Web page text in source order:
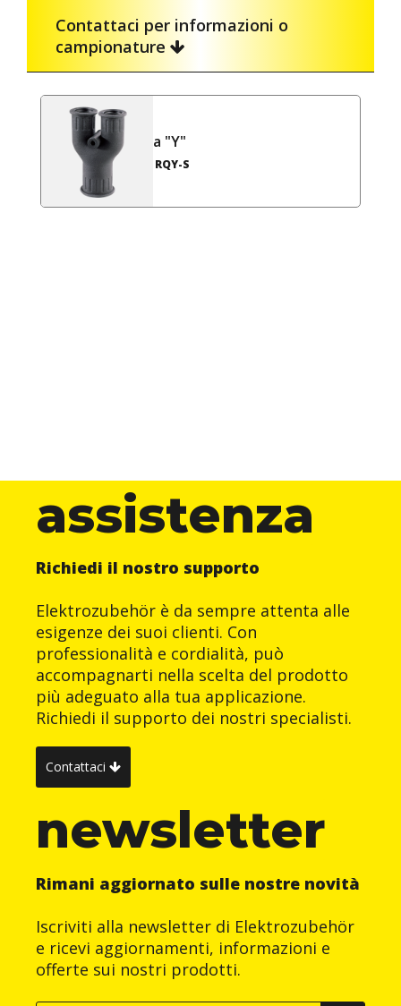
Contattaci per informazioni o
campionature
a "Y"
RQY-S
assistenza
Richiedi il nostro supporto
Elektrozubehör è da sempre attenta alle
esigenze dei suoi clienti. Con
professionalità e cordialità, può
accompagnarti nella scelta del prodotto
più adeguato alla tua applicazione.
Richiedi il supporto dei nostri specialisti.
Contattaci
newsletter
Rimani aggiornato sulle nostre novità
Iscriviti alla newsletter di Elektrozubehör
e ricevi aggiornamenti, informazioni e
offerte sui nostri prodotti.